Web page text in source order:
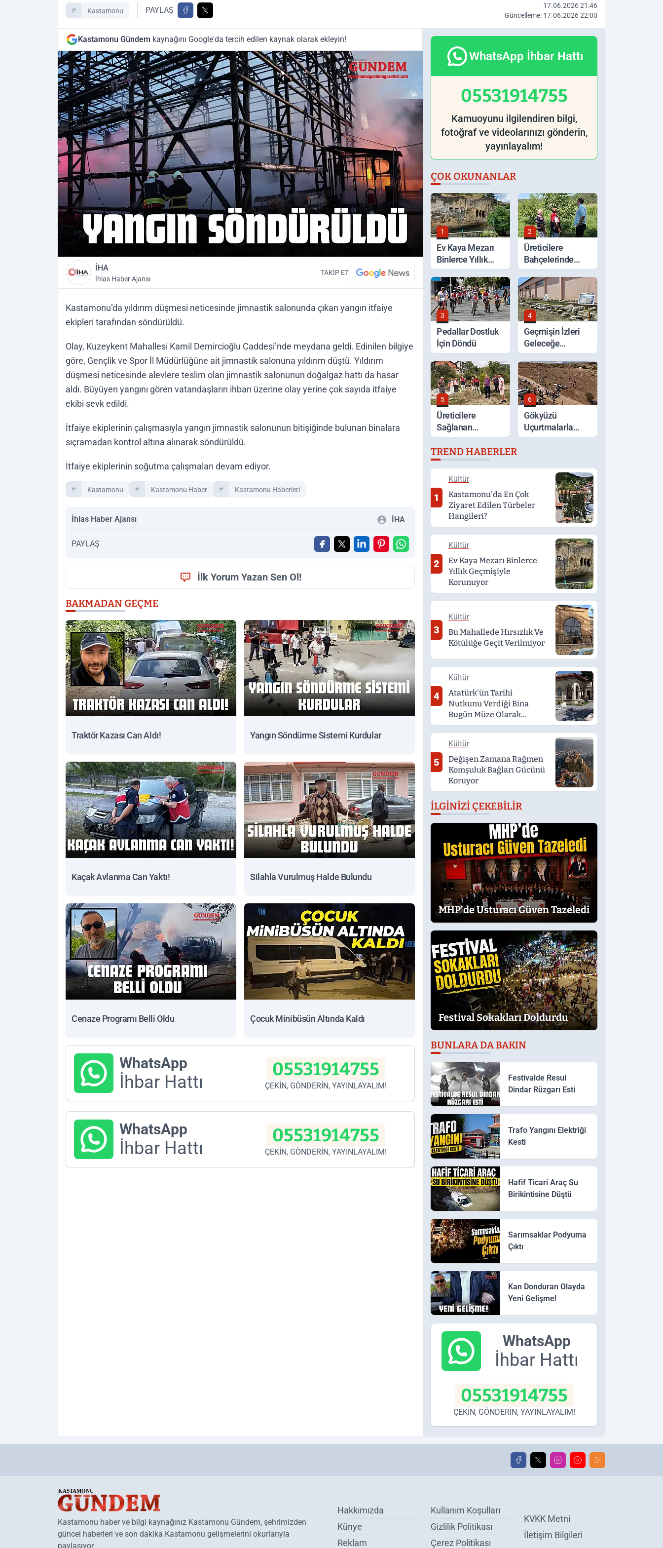
Kastamonu PAYLAŞ
17.06.2026 21:46
Güncelleme: 17.06.2026 22:00
Kastamonu Gündem kaynağını Google'da tercih edilen kaynak olarak ekleyin!
İHA
İhlas Haber Ajansı
TAKİP ET
Kastamonu’da yıldırım düşmesi neticesinde jimnastik salonunda çıkan yangın itfaiye
ekipleri tarafından söndürüldü.
Olay, Kuzeykent Mahallesi Kamil Demircioğlu Caddesi’nde meydana geldi. Edinilen bilgiye
göre, Gençlik ve Spor İl Müdürlüğüne ait jimnastik salonuna yıldırım düştü. Yıldırım
düşmesi neticesinde alevlere teslim olan jimnastik salonunun doğalgaz hattı da hasar
aldı. Büyüyen yangını gören vatandaşların ihbarı üzerine olay yerine çok sayıda itfaiye
ekibi sevk edildi.
İtfaiye ekiplerinin çalışmasıyla yangın jimnastik salonunun bitişiğinde bulunan binalara
sıçramadan kontrol altına alınarak söndürüldü.
İtfaiye ekiplerinin soğutma çalışmaları devam ediyor.
Kastamonu Kastamonu Haber Kastamonu Haberleri
İhlas Haber Ajansı İHA
PAYLAŞ
İlk Yorum Yazan Sen Ol!
BAKMADAN GEÇME
Traktör Kazası Can Aldı! Yangın Söndürme Sistemi Kurdular
Kaçak Avlanma Can Yaktı! Silahla Vurulmuş Halde Bulundu
Cenaze Programı Belli Oldu Çocuk Minibüsün Altında Kaldı
WhatsApp
İhbar Hattı
05531914755
ÇEKİN, GÖNDERİN, YAYINLAYALIM!
WhatsApp
İhbar Hattı
05531914755
ÇEKİN, GÖNDERİN, YAYINLAYALIM!
WhatsApp İhbar Hattı
05531914755
Kamuoyunu ilgilendiren bilgi,
fotoğraf ve videolarınızı gönderin,
yayınlayalım!
ÇOK OKUNANLAR
1
Ev Kaya Mezarı
Binlerce Yıllık
Geçmişiyle
Korunuyor
2
Üreticilere
Bahçelerinde
Yerinde Tarım
Desteği
3
Pedallar Dostluk
İçin Döndü
4
Geçmişin İzleri
Geleceğe
Taşınıyor
5
Üreticilere
Sağlanan
Destekler Sahada
Değerlendirildi
6
Gökyüzü
Uçurtmalarla
Renklendi
TREND HABERLER
1
Kültür
Kastamonu'da En Çok
Ziyaret Edilen Türbeler
Hangileri?
2
Kültür
Ev Kaya Mezarı Binlerce
Yıllık Geçmişiyle
Korunuyor
3
Kültür
Bu Mahallede Hırsızlık Ve
Kötülüğe Geçit Verilmiyor
4
Kültür
Atatürk'ün Tarihi
Nutkunu Verdiği Bina
Bugün Müze Olarak
Hizmet Veriyor
5
Kültür
Değişen Zamana Rağmen
Komşuluk Bağları Gücünü
Koruyor
İLGINIZI ÇEKEBILIR
MHP’de Usturacı Güven Tazeledi
Festival Sokakları Doldurdu
BUNLARA DA BAKIN
Festivalde Resul
Dindar Rüzgarı Esti
Trafo Yangını Elektriği
Kesti
Hafif Ticari Araç Su
Birikintisine Düştü
Sarımsaklar Podyuma
Çıktı
Kan Donduran Olayda
Yeni Gelişme!
WhatsApp
İhbar Hattı
05531914755
ÇEKİN, GÖNDERİN, YAYINLAYALIM!
Kastamonu haber ve bilgi kaynağınız Kastamonu Gündem, şehrimizden
güncel haberleri ve son dakika Kastamonu gelişmelerini okurlarıyla
paylaşıyor.
Hakkımızda
Künye
Reklam
Kullanım Koşulları
Gizlilik Politikası
Çerez Politikası
KVKK Metni
İletişim Bilgileri